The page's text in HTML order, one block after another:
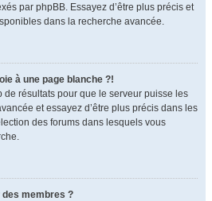
par phpBB. Essayez d’être plus précis et
dans la recherche avancée.
à une page blanche ?!
de résultats pour que le serveur puisse les
et essayez d’être plus précis dans les
des forums dans lesquels vous
membres ?